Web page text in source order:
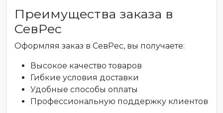
Преимущества заказа в
СевРес
Оформляя заказ в СевРес, вы получаете:
Высокое качество товаров
Гибкие условия доставки
Удобные способы оплаты
Профессиональную поддержку клиентов